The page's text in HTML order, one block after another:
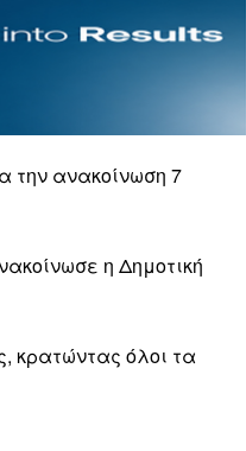
την ανακοίνωση 7
η Δημοτική
κρατώντας όλοι τα